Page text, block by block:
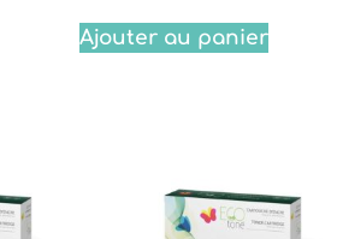
Ajouter au panier